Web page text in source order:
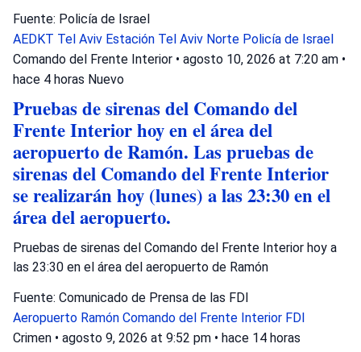
Fuente: Policía de Israel
AEDKT Tel Aviv Estación Tel Aviv Norte Policía de Israel
Comando del Frente Interior • agosto 10, 2026 at 7:20 am •
hace 4 horas Nuevo
Pruebas de sirenas del Comando del
Frente Interior hoy en el área del
aeropuerto de Ramón. Las pruebas de
sirenas del Comando del Frente Interior
se realizarán hoy (lunes) a las 23:30 en el
área del aeropuerto.
Pruebas de sirenas del Comando del Frente Interior hoy a
las 23:30 en el área del aeropuerto de Ramón
Fuente: Comunicado de Prensa de las FDI
Aeropuerto Ramón Comando del Frente Interior FDI
Crimen • agosto 9, 2026 at 9:52 pm • hace 14 horas